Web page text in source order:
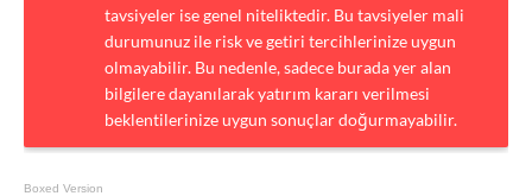
tavsiyeler ise genel niteliktedir. Bu tavsiyeler mali
durumunuz ile risk ve getiri tercihlerinize uygun
olmayabilir. Bu nedenle, sadece burada yer alan
bilgilere dayanılarak yatırım kararı verilmesi
beklentilerinize uygun sonuçlar doğurmayabilir.
Boxed Version